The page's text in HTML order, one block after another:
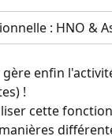
: HNO &
enfin
!
cette